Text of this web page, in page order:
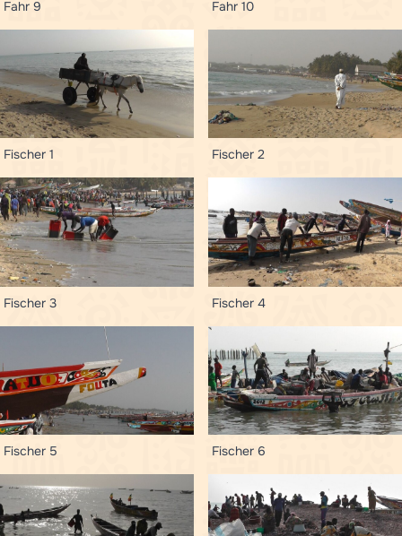
Fahr 9 Fahr 10
Fischer 1 Fischer 2
Fischer 3 Fischer 4
Fischer 5 Fischer 6